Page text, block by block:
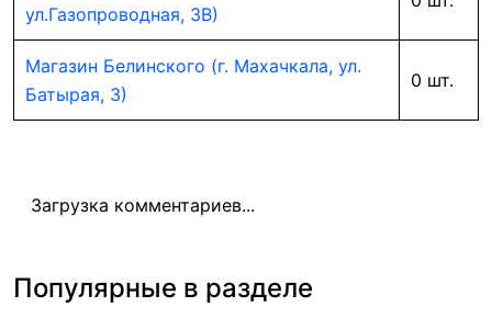
ул.Газопроводная, 3В)
Магазин Белинского (г. Махачкала, ул.
Батырая, 3)
0 шт.
Загрузка комментариев...
Популярные в разделе